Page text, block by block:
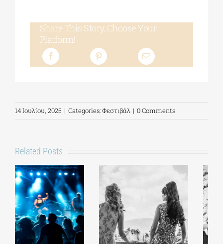
Share This Story, Choose Your
Platform!
14 Ιουλίου, 2025 | Categories:Φεστιβάλ | 0 Comments
Related Posts